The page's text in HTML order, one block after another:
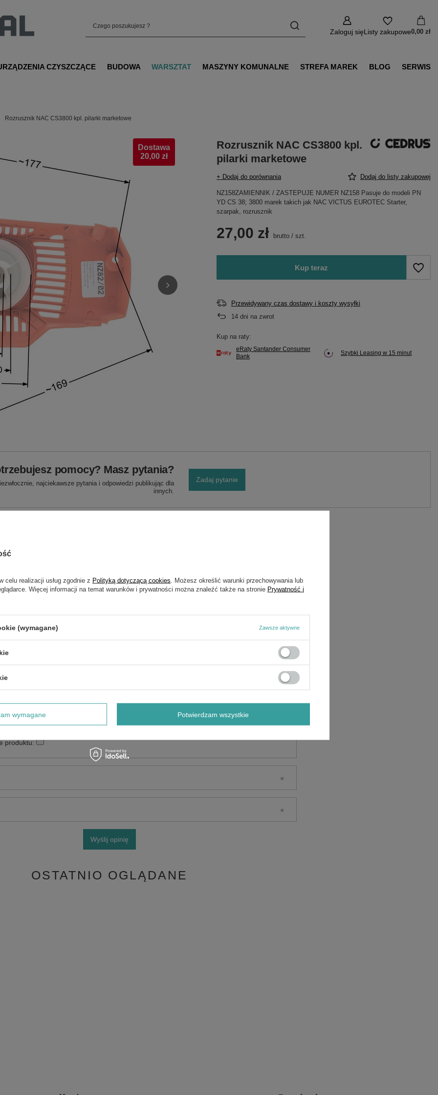
Zaloguj sięListy zakupowe0,00 zł
CZYSZCZĄCE BUDOWA WARSZTAT MASZYNY KOMUNALNE STREFA MAREK BLOG SERWIS
Rozrusznik NAC CS3800 kpl. pilarki marketowe
Dostawa
20,00 zł
Rozrusznik NAC CS3800 kpl.
pilarki marketowe
+ Dodaj do porównania Dodaj do listy zakupowej
NZ158ZAMIENNIK / ZASTEPUJE NUMER NZ158 Pasuje do modeli PN
YD CS 38; 3800 marek takich jak NAC VICTUS EUROTEC Starter,
szarpak, rozrusznik
27,00 zł brutto /szt.
Kup teraz
Przewidywany czas dostawy i koszty wysyłki
14 dni na zwrot
Kup na raty:
eRaty Santander Consumer
Bank
Szybki Leasing w 15 minut
pomocy? Masz pytania?
najciekawsze pytania i odpowiedzi publikując dla
innych.
Zadaj pytanie
produktu:
Wyślij opinię
OSTATNIO OGLĄDANE
celu realizacji usług zgodnie z Polityką dotyczącą cookies . Możesz określić warunki przechowywania lub
Więcej informacji na temat warunków i prywatności można znaleźć także na stronie Prywatność i
(wymagane) Zawsze aktywne
wymagane Potwierdzam wszystkie